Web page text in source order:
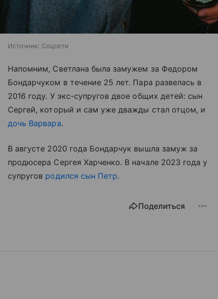
Источник: Соцсети
Напомним, Светлана была замужем за Федором
Бондарчуком в течение 25 лет. Пара развелась в
2016 году. У экс-супругов двое общих детей: сын
Сергей, который и сам уже дважды стал отцом, и
дочь Варвара.
В августе 2020 года Бондарчук вышла замуж за
продюсера Сергея Харченко. В начале 2023 года у
супругов родился сын Петр.
Поделиться